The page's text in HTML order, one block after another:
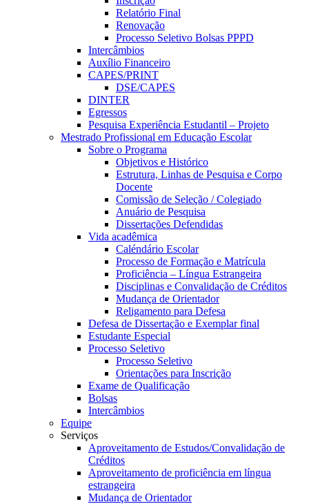
Relatório Final
Renovação
Processo Seletivo Bolsas PPPD
Intercâmbios
Auxílio Financeiro
CAPES/PRINT
DSE/CAPES
DINTER
Egressos
Pesquisa Experiência Estudantil – Projeto
Mestrado Profissional em Educação Escolar
Sobre o Programa
Objetivos e Histórico
Estrutura, Linhas de Pesquisa e Corpo
Docente
Comissão de Seleção / Colegiado
Anuário de Pesquisa
Dissertações Defendidas
Vida acadêmica
Caléndário Escolar
Processo de Formação e Matrícula
Proficiência – Língua Estrangeira
Disciplinas e Convalidação de Créditos
Mudança de Orientador
Religamento para Defesa
Defesa de Dissertação e Exemplar final
Estudante Especial
Processo Seletivo
Processo Seletivo
Orientações para Inscrição
Exame de Qualificação
Bolsas
Intercâmbios
Equipe
Serviços
Aproveitamento de Estudos/Convalidação de
Créditos
Aproveitamento de proficiência em língua
estrangeira
Mudança de Orientador